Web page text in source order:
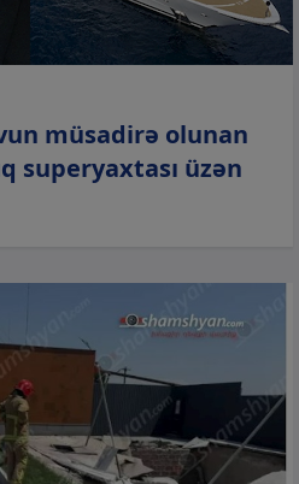
müsadirə olunan
superyaxtası üzən